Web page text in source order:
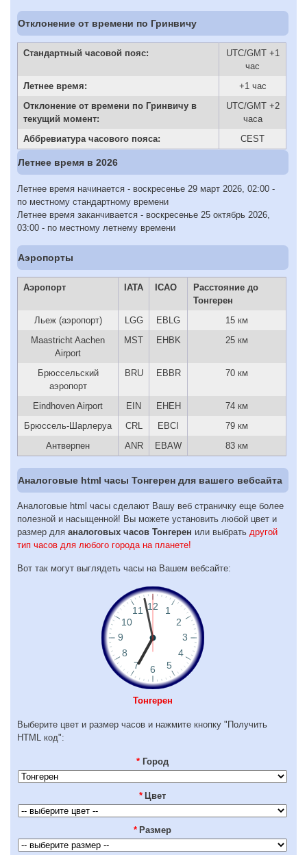
Отклонение от времени по Гринвичу
Стандартный часовой пояс:
UTC/GMT +1
час
Летнее время:
+1 час
Отклонение от времени по Гринвичу в
текущий момент:
UTC/GMT +2
часа
Аббревиатура часового пояса:
CEST
Летнее время в 2026
Летнее время начинается - воскресенье 29 март 2026, 02:00 -
по местному стандартному времени
Летнее время заканчивается - воскресенье 25 октябрь 2026,
03:00 - по местному летнему времени
Аэропорты
Аэропорт IATA ICAO
Расстояние до
Тонгерен
Льеж (аэропорт)
LGG EBLG
15 км
Maastricht Aachen
Airport
MST EHBK 25 км
Брюссельский
аэропорт
BRU EBBR 70 км
Eindhoven Airport EIN EHEH
74 км
Брюссель-Шарлеруа
CRL EBCI
79 км
Антверпен
ANR EBAW 83 км
Аналоговые html часы Тонгерен для вашего вебсайта
Аналоговые html часы сделают Вашу веб страничку еще более
полезной и насыщенной! Вы можете установить любой цвет и
размер для аналоговых часов Тонгерен или выбрать другой
тип часов для любого города на планете!
Вот так могут выглядеть часы на Вашем вебсайте:
Тонгерен
Выберите цвет и размер часов и нажмите кнопку "Получить
HTML код":
* Город
* Цвет
* Размер